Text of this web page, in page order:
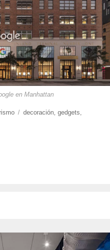
en Manhattan
redaccion/Etiquetas
decoración ,gedgets